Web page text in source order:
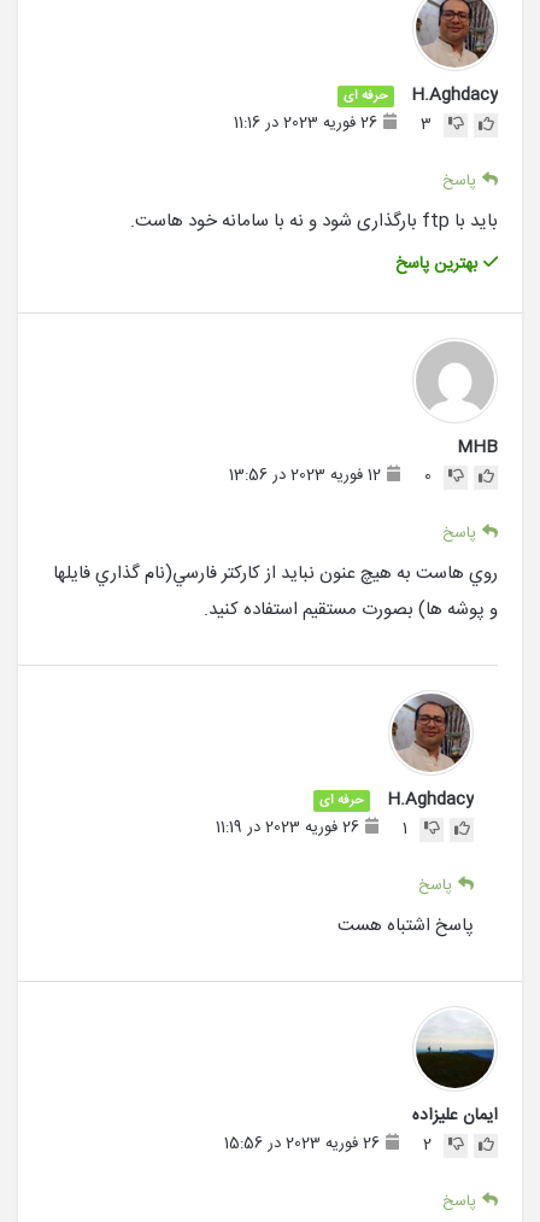
H.Aghdacy حرفه ای
3 26 فوریه 2023 در 11:16
پاسخ
باید با ftp بارگذاری شود و نه با سامانه خود هاست.
بهترین پاسخ
MHB
0 12 فوریه 2023 در 13:56
پاسخ
روي هاست به هيچ عنون نبايد از کارکتر فارسي(نام گذاري فايلها
و پوشه ها) بصورت مستقيم استفاده کنيد.
H.Aghdacy حرفه ای
1 26 فوریه 2023 در 11:19
پاسخ
پاسخ اشتباه هست
ایمان علیزاده
2 26 فوریه 2023 در 15:56
پاسخ